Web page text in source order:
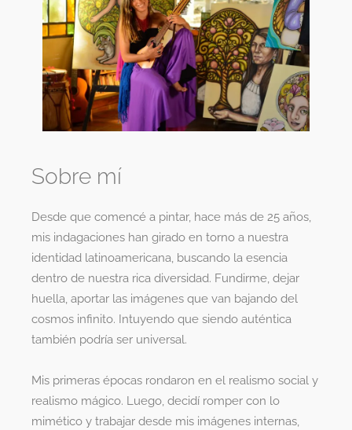
Sobre mí
Desde que comencé a pintar, hace más de 25 años,
mis indagaciones han girado en torno a nuestra
identidad latinoamericana, buscando la esencia
dentro de nuestra rica diversidad. Fundirme, dejar
huella, aportar las imágenes que van bajando del
cosmos infinito. Intuyendo que siendo auténtica
también podría ser universal.
Mis primeras épocas rondaron en el realismo social y
realismo mágico. Luego, decidí romper con lo
mimético y trabajar desde mis imágenes internas,